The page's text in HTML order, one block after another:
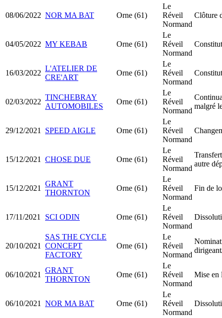
08/06/2022 NOR MA BAT Orne (61)
Le
Réveil
Normand
Clôture
04/05/2022 MY KEBAB Orne (61)
Le
Réveil
Normand
16/03/2022
L'ATELIER DE
CRE'ART
Orne (61)
Le
Réveil
Normand
02/03/2022
TINCHEBRAY
AUTOMOBILES
Orne (61)
Le
Réveil
Normand
malgré
29/12/2021 SPEED AIGLE Orne (61)
Le
Réveil
Normand
15/12/2021 CHOSE DUE Orne (61)
Le
Réveil
Normand
autre
15/12/2021
GRANT
THORNTON
Orne (61)
Le
Réveil
Normand
Fin de
17/11/2021 SCI ODIN Orne (61)
Le
Réveil
Normand
20/10/2021
SAS THE CYCLE
CONCEPT
FACTORY
Orne (61)
Le
Réveil
Normand
06/10/2021
GRANT
THORNTON
Orne (61)
Le
Réveil
Normand
Mise en
06/10/2021 NOR MA BAT Orne (61)
Le
Réveil
Normand